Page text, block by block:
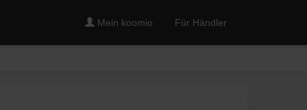
Mein koomio Für Händler